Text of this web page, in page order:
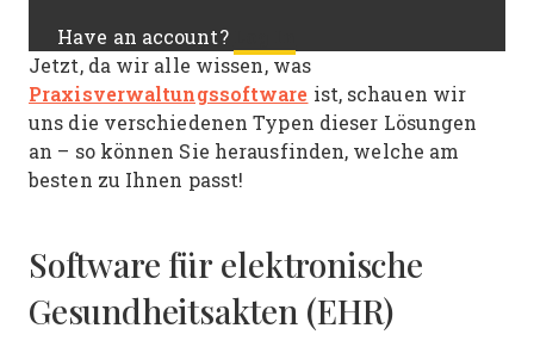
Have an account?
Jetzt, da wir alle wissen, was
Praxisverwaltungssoftware ist, schauen wir
uns die verschiedenen Typen dieser Lösungen
an – so können Sie herausfinden, welche am
besten zu Ihnen passt!
Software für elektronische
Gesundheitsakten (EHR)